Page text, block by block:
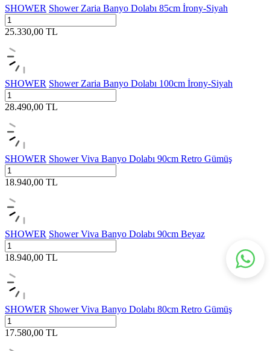
SHOWER Shower Zaria Banyo Dolabı 85cm İrony-Siyah
25.330,00 TL
SHOWER Shower Zaria Banyo Dolabı 100cm İrony-Siyah
28.490,00 TL
SHOWER Shower Viva Banyo Dolabı 90cm Retro Gümüş
18.940,00 TL
SHOWER Shower Viva Banyo Dolabı 90cm Beyaz
18.940,00 TL
SHOWER Shower Viva Banyo Dolabı 80cm Retro Gümüş
17.580,00 TL